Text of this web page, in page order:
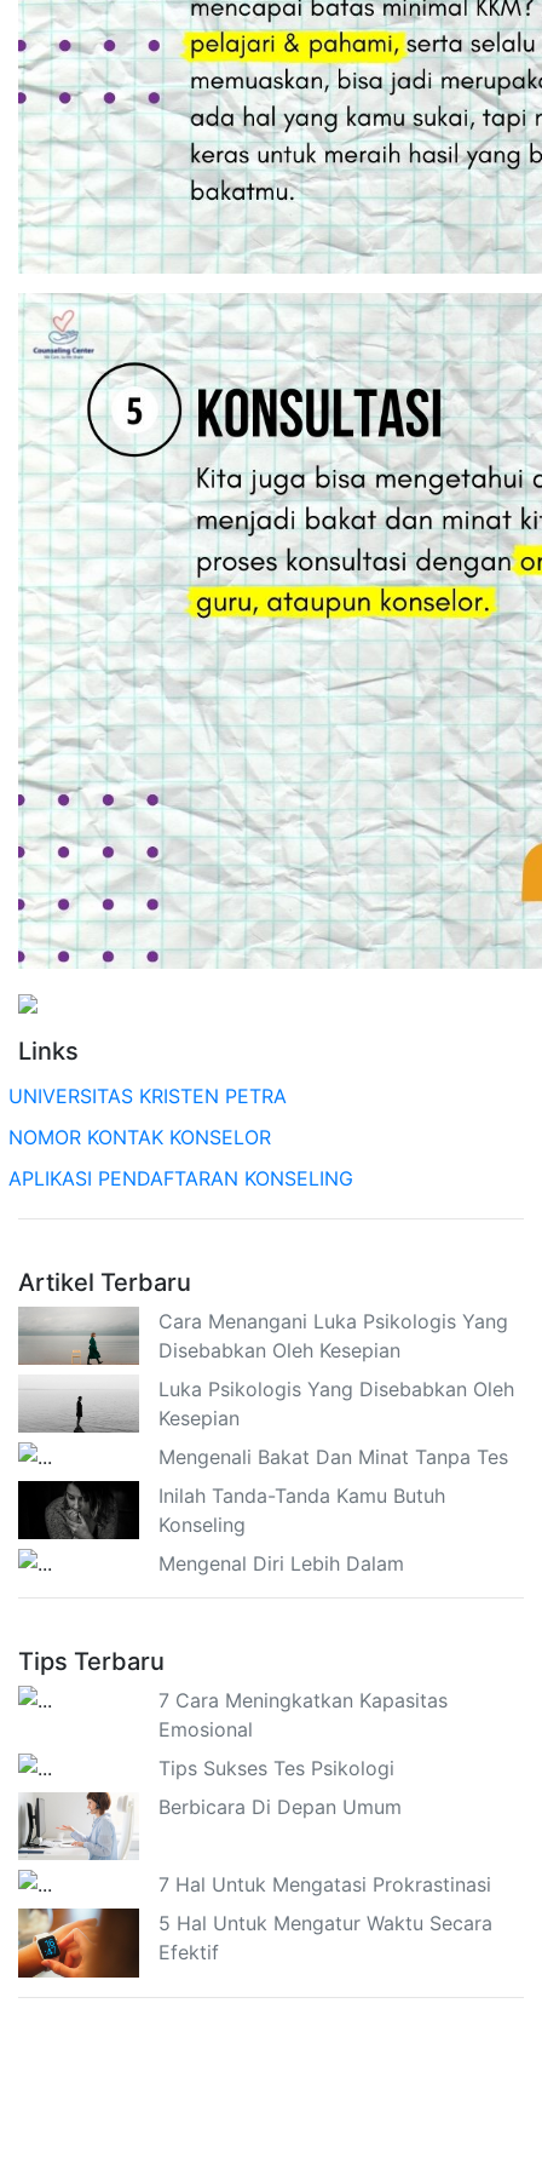
Links
UNIVERSITAS KRISTEN PETRA
NOMOR KONTAK KONSELOR
APLIKASI PENDAFTARAN KONSELING
Artikel Terbaru
Cara Menangani Luka Psikologis Yang
Disebabkan Oleh Kesepian
Luka Psikologis Yang Disebabkan Oleh
Kesepian
Mengenali Bakat Dan Minat Tanpa Tes
Inilah Tanda-Tanda Kamu Butuh
Konseling
Mengenal Diri Lebih Dalam
Tips Terbaru
7 Cara Meningkatkan Kapasitas
Emosional
Tips Sukses Tes Psikologi
Berbicara Di Depan Umum
7 Hal Untuk Mengatasi Prokrastinasi
5 Hal Untuk Mengatur Waktu Secara
Efektif